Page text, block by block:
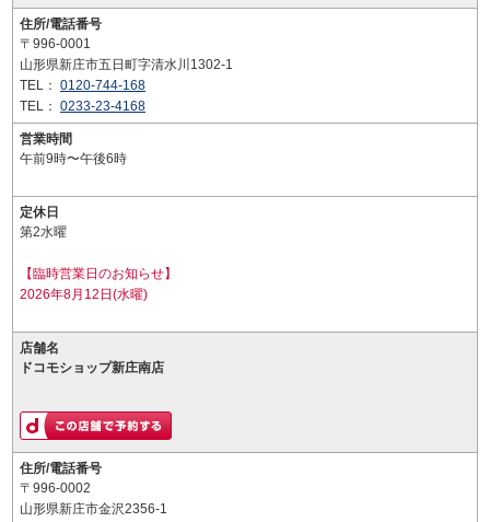
住所/電話番号
〒996-0001
山形県新庄市五日町字清水川1302-1
TEL： 0120-744-168
TEL： 0233-23-4168
営業時間
午前9時〜午後6時
定休日
第2水曜
【臨時営業日のお知らせ】
2026年8月12日(水曜)
店舗名
ドコモショップ新庄南店
住所/電話番号
〒996-0002
山形県新庄市金沢2356-1